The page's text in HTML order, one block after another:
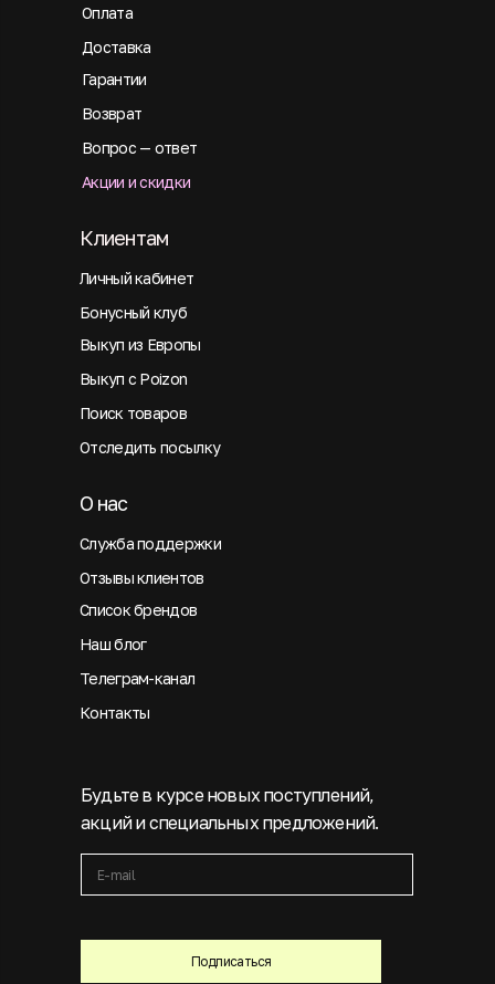
Оплата
Подписаться
Будьте в курсе новых поступлений,
акций и специальных предложений.
Доставка
Гарантии
Возврат
Вопрос — ответ
Акции и скидки
Личный кабинет
Клиентам
Бонусный клуб
Выкуп из Европы
Выкуп с Poizon
Поиск товаров
Отследить посылку
Служба поддержки
О нас
Отзывы клиентов
Список брендов
Наш блог
Телеграм-канал
Контакты